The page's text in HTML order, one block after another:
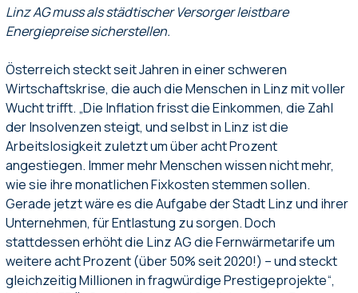
Linz AG muss als städtischer Versorger leistbare
Energiepreise sicherstellen.
Österreich steckt seit Jahren in einer schweren
Wirtschaftskrise, die auch die Menschen in Linz mit voller
Wucht trifft. „Die Inflation frisst die Einkommen, die Zahl
der Insolvenzen steigt, und selbst in Linz ist die
Arbeitslosigkeit zuletzt um über acht Prozent
angestiegen. Immer mehr Menschen wissen nicht mehr,
wie sie ihre monatlichen Fixkosten stemmen sollen.
Gerade jetzt wäre es die Aufgabe der Stadt Linz und ihrer
Unternehmen, für Entlastung zu sorgen. Doch
stattdessen erhöht die Linz AG die Fernwärmetarife um
weitere acht Prozent (über 50% seit 2020!) – und steckt
gleichzeitig Millionen in fragwürdige Prestigeprojekte“,